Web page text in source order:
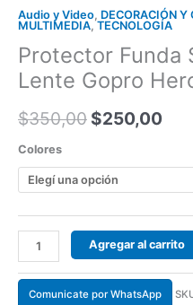
Audio y Video, DECORACIÓN Y
MULTIMEDIA,TECNOLOGÍA
Protector Funda
Lente Gopro
$350,00 $250,00
Colores
cantidad
Agregar al carrito
Comunicate por WhatsApp